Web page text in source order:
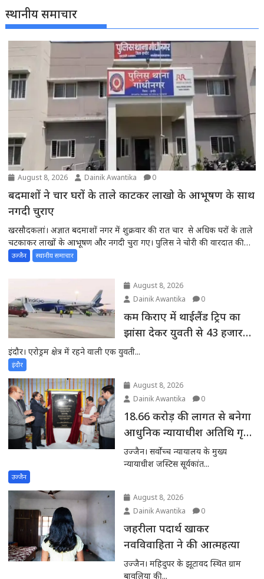
स्थानीय समाचार
August 8, 2026 Dainik Awantika 0
बदमाशों ने चार घरों के ताले काटकर लाखो के आभूषण के साथ
नगदी चुराए
खरसौदकलां। अज्ञात बदमाशों नगर में शुक्रवार की रात चार से अधिक घरों के ताले
चटकाकर लाखों के आभूषण और नगदी चुरा गए। पुलिस ने चोरी की वारदात की
शिकायत पर क्षेत्र लगे सीसीटीवी केमरे पर फुटेज दिन भर खोजबीन ‌मे लगी रही।
उज्जैन स्थानीय समाचार
August 8, 2026
Dainik Awantika
0
कम किराए में थाईलैंड ट्रिप का
झांसा देकर युवती से 43 हजार
रुपए की ठगी, टिकट निकला
इंदौर। एरोड्रम क्षेत्र में रहने वाली एक युवती...
इंदौर
August 8, 2026
Dainik Awantika
0
18.66 करोड़ की लागत से बनेगा
आधुनिक न्यायाधीश अतिथि गृह
सर्वोच्च न्यायालय चीफ जस्टिस
और मुख्यमंत्री ने किया भूमिपूजन
उज्जैन। सर्वोच्च न्यायालय के मुख्य
न्यायाधीश जस्टिस सूर्यकांत...
उज्जैन
August 8, 2026
Dainik Awantika
0
जहरीला पदार्थ खाकर
नवविवाहिता ने की आत्महत्या
उज्जैन। महिदुपर के झूटावद स्थित ग्राम
बावलिया की...